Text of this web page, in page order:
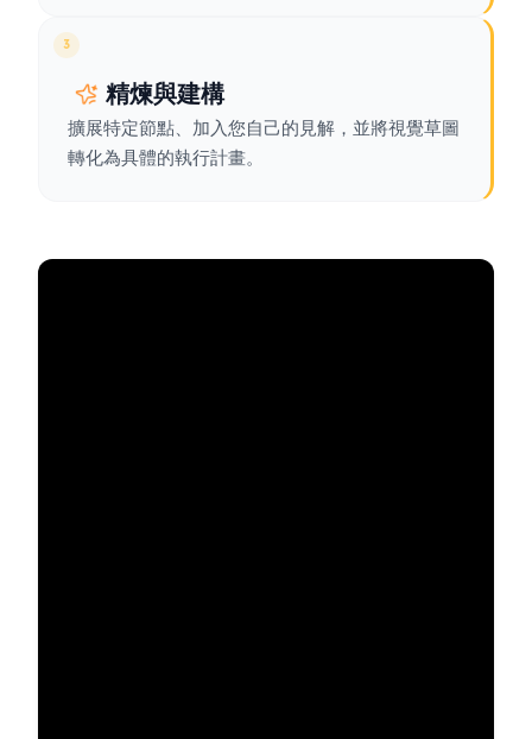
3
精煉與建構
擴展特定節點、加入您自己的見解，並將視覺草圖
轉化為具體的執行計畫。